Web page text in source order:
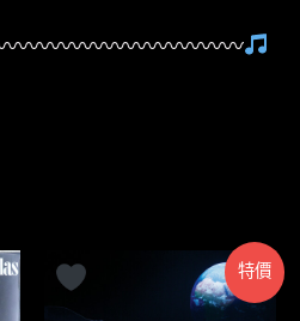
〰〰〰〰〰〰〰〰〰〰
特價